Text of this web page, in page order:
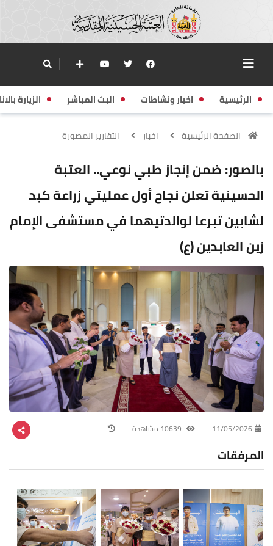
الرئيسية اخبار ونشاطات البث المباشر الزيارة
الصفحة الرئيسية اخبار التقارير المصورة
بالصور: ضمن إنجاز طبي نوعي.. العتبة
الحسينية تعلن نجاح أول عمليتي زراعة كبد
لشابين تبرعا لوالدتيهما في مستشفى الإمام
زين العابدين (ع)
11/05/2026
المرفقات